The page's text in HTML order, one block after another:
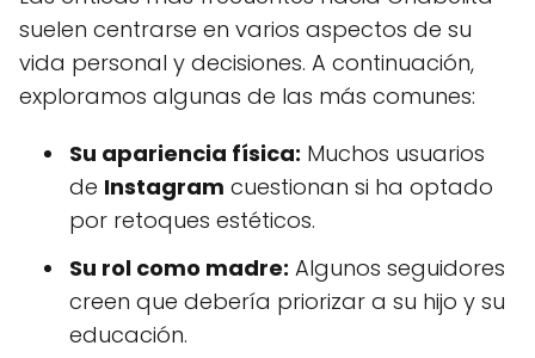
suelen centrarse en varios aspectos de su
vida personal y decisiones. A continuación,
exploramos algunas de las más comunes:
Su apariencia física: Muchos usuarios
de Instagram cuestionan si ha optado
por retoques estéticos.
Su rol como madre: Algunos seguidores
creen que debería priorizar a su hijo y su
educación.